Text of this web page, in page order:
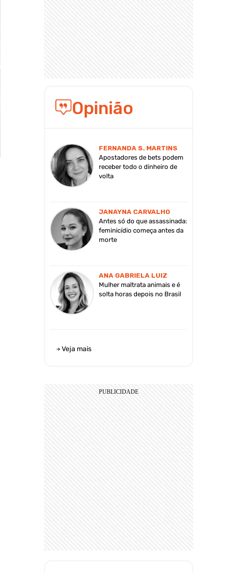
Opinião
FERNANDA S. MARTINS
Apostadores de bets podem
receber todo o dinheiro de
volta
JANAYNA CARVALHO
Antes só do que assassinada:
feminicídio começa antes da
morte
ANA GABRIELA LUIZ
Mulher maltrata animais e é
solta horas depois no Brasil
Veja mais